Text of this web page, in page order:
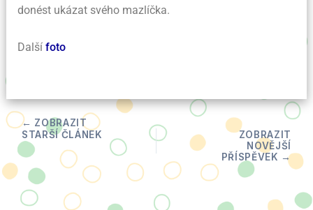
donést ukázat svého mazlíčka.
Další foto